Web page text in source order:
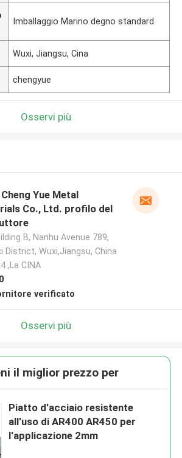
Imballaggio Marino degno standard
Wuxi, Jiangsu, Cina
chengyue
Osservi più
Yue Metal
Co., Ltd. profilo del
B, Nanhu Avenue 789,
District, Wuxi,Jiangsu, China
,La CINA
verificato
Osservi più
il miglior prezzo per
Piatto d'acciaio resistente
all'uso di AR400 AR450 per
l'applicazione 2mm